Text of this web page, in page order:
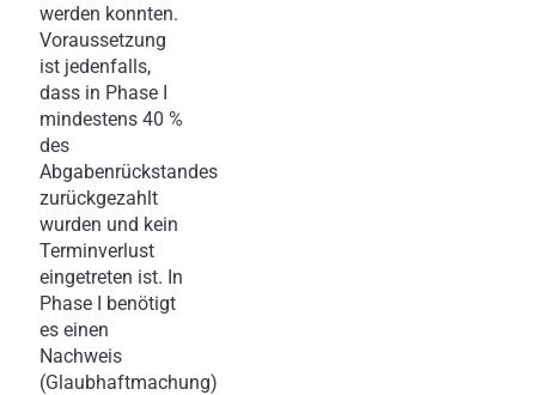
werden konnten.
Voraussetzung
ist jedenfalls,
dass in Phase I
mindestens 40 %
des
Abgabenrückstandes
zurückgezahlt
wurden und kein
Terminverlust
eingetreten ist. In
Phase I benötigt
es einen
Nachweis
(Glaubhaftmachung)